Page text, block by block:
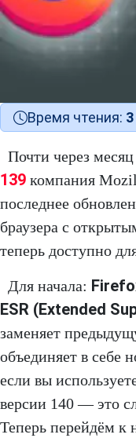
Время чтения:
Почти через
139 компания
последнее
браузера с
теперь доступно
Для начала:
ESR (Extended
заменяет
объединяет в себе
если вы
версии 140 — это
Теперь перейдём к